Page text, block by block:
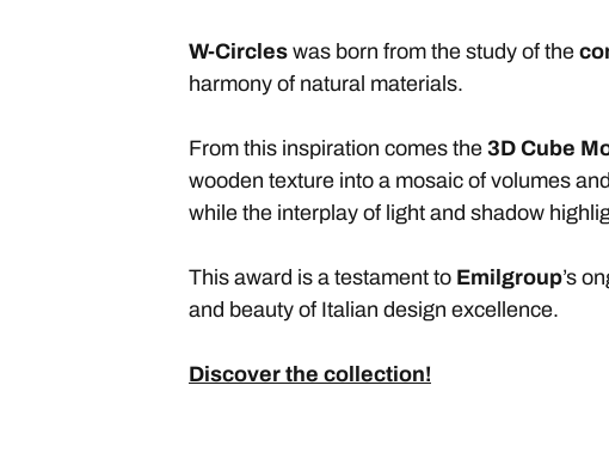
W-Circles was born from the study of the
harmony of natural materials.
From this inspiration comes the 3D Cube
wooden texture into a mosaic of volumes
while the interplay of light and shadow
This award is a testament to Emilgroup’s
and beauty of Italian design excellence.
Discover the collection!